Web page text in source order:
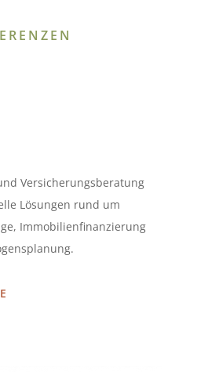
Versicherungsberatung
Lösungen rund um
Immobilienfinanzierung